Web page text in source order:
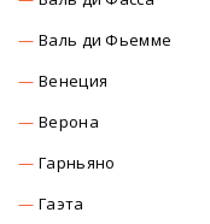
Валь ди Фьемме
Венеция
Верона
Гарньяно
Гаэта